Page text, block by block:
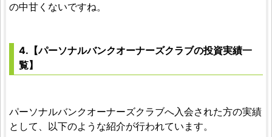
の中甘くないですね。
4.【パーソナルバンクオーナーズクラブの投資実績一
覧】
パーソナルバンクオーナーズクラブへ入会された方の実績
として、以下のような紹介が行われています。